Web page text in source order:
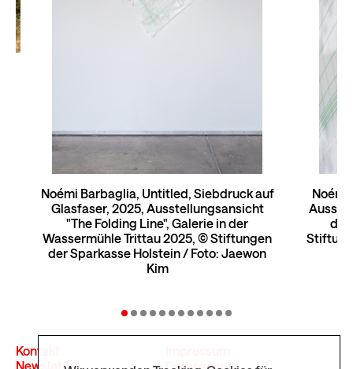
Noémi Barbaglia, Untitled, Siebdruck auf
Glasfaser, 2025, Ausstellungsansicht
"The Folding Line", Galerie in der
Wassermühle Trittau 2025, © Stiftungen
der Sparkasse Holstein / Foto: Jaewon
Kim
Noémi
der
Kontakt
Newsletter
Datenschutz